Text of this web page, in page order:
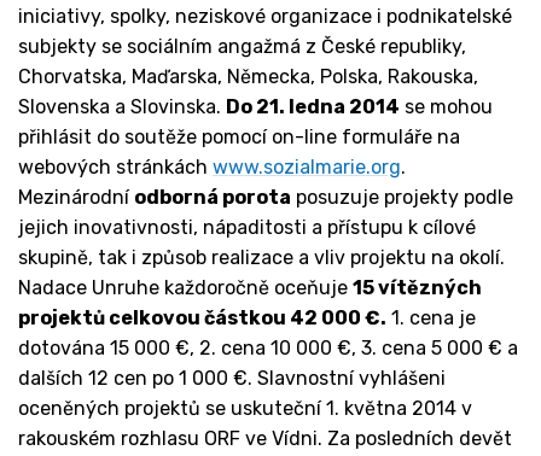
iniciativy, spolky, neziskové organizace i podnikatelské
subjekty se sociálním angažmá z České republiky,
Chorvatska, Maďarska, Německa, Polska, Rakouska,
Slovenska a Slovinska. Do 21. ledna 2014 se mohou
přihlásit do soutěže pomocí on-line formuláře na
webových stránkách www.sozialmarie.org.
Mezinárodní odborná porota posuzuje projekty podle
jejich inovativnosti, nápaditosti a přístupu k cílové
skupině, tak i způsob realizace a vliv projektu na okolí.
Nadace Unruhe každoročně oceňuje 15 vítězných
projektů celkovou částkou 42 000 €. 1. cena je
dotována 15 000 €, 2. cena 10 000 €, 3. cena 5 000 € a
dalších 12 cen po 1 000 €. Slavnostní vyhlášeni
oceněných projektů se uskuteční 1. května 2014 v
rakouském rozhlasu ORF ve Vídni. Za posledních devět